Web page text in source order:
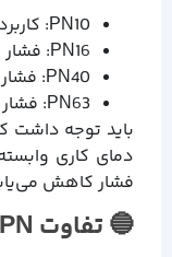
PN10: کاربرد در فشارهای پایین
PN16: فشار متوسط و مصارف عمومی صنعتی
PN40: فشار بالا در صنایع نفت و گاز
PN63: فشار بسیار بالا در پروژه‌های خاص
دمای کاری
فشار کاهش
🔵 تفاوت PN و Class در انتخاب فلنج